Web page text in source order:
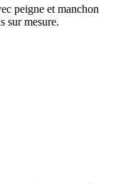
peigne et manchon
sur mesure.